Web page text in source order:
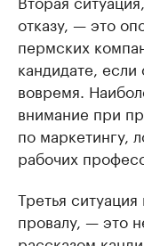
отказу, — это
пермских
кандидате,
вовремя.
внимание при
по маркетингу,
рабочих
Третья
провалу, — это